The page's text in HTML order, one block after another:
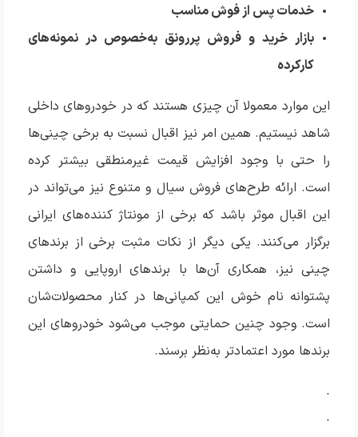
خدمات پس از فوش مناسب
بازار خرید و فروش پررونق به‌خصوص در نمونه‌های
کارکرده
این موارد معمولا آن چیزی هستند که در خودروهای داخلی
شاهد نیستیم. همین امر نیز اقبال نسبت به برخی چینی‌ها
را حتی با وجود افزایش قیمت غیرمنطقی بیشتر کرده
است. ارائه طرح‌های فروش سیال و متنوع نیز می‌تواند در
این اقبال موثر باشد که برخی از مونتاژ کننده‌های ایرانی
برگزار می‌کنند. یکی دیگر از نکات مثبت برخی از برند‌های
چینی نیز، همکاری آن‌ها با برند‌های اروپایی و داشتن
پشتوانه نام خوش این کمپانی‌ها در کنار محصولات‌شان
است. وجود چنین حمایتی موجب می‌شود خودروهای این
برند‌ها مورد اعتمادتر به‌نظر برسند.
.
.